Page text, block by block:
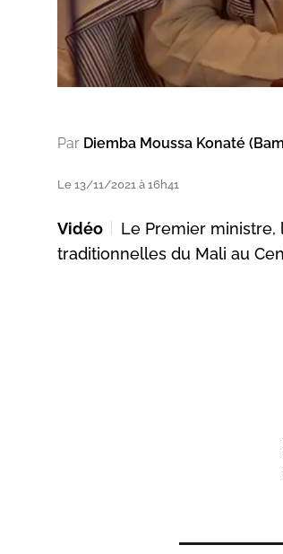
Par Diemba Moussa Konaté
Le 13/11/2021 à 16h41
Vidéo
Le Premier ministre,
traditionnelles du Mali au